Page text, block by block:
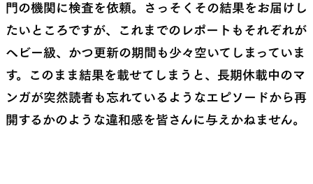
門の機関に検査を依頼。さっそくその結果をお届けし
たいところですが、これまでのレポートもそれぞれが
ヘビー級、かつ更新の期間も少々空いてしまっていま
す。このまま結果を載せてしまうと、長期休載中のマ
ンガが突然読者も忘れているようなエピソードから再
開するかのような違和感を皆さんに与えかねません。